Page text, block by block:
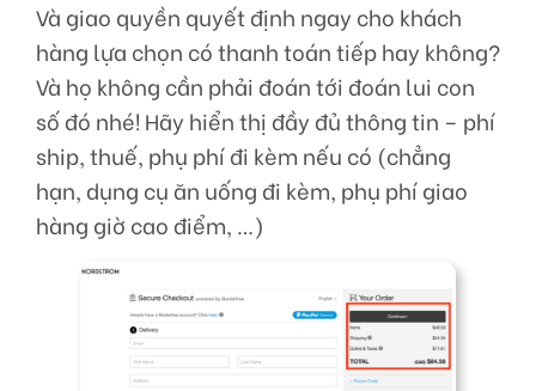
Và giao quyền quyết định ngay cho khách
hàng lựa chọn có thanh toán tiếp hay không?
Và họ không cần phải đoán tới đoán lui con
số đó nhé! Hãy hiển thị đầy đủ thông tin – phí
ship, thuế, phụ phí đi kèm nếu có (chẳng
hạn, dụng cụ ăn uống đi kèm, phụ phí giao
hàng giờ cao điểm, …)